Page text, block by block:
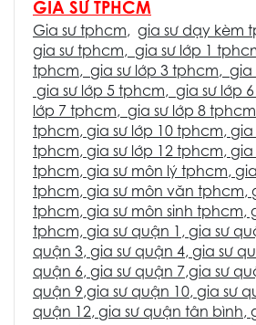
GIA SƯ TPHCM
Gia sư tphcm, gia sư dạy kèm
gia sư tphcm, gia sư lớp 1
tphcm, gia sư lớp 3 tphcm, gia
gia sư lớp 5 tphcm, gia sư lớp
lớp 7 tphcm, gia sư lớp 8 tphcm
tphcm, gia sư lớp 10 tphcm, gia
tphcm, gia sư lớp 12 tphcm, gia
tphcm, gia sư môn lý tphcm,
tphcm, gia sư môn văn tphcm,
tphcm, gia sư môn sinh tphcm,
tphcm, gia sư quận 1 , gia sư
quận 3, gia sư quận 4, gia sư
quận 6, gia sư quận 7,gia sư
quận 9,gia sư quận 10, gia sư
quận 12, gia sư quận tân bình,